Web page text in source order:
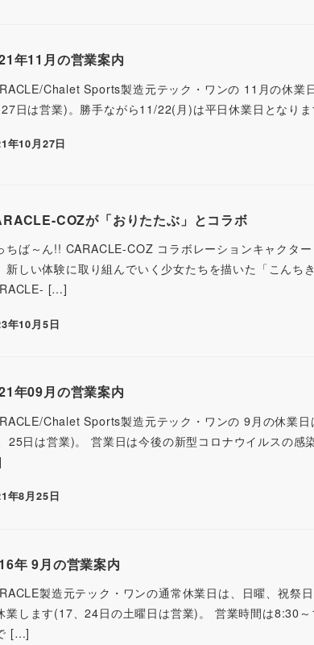
年11月の営業案内
Chalet Sports製造元テック・ワンの 11月の休業
日は営業)。勝手ながら11/22(月)は平日休業日となり
年10月27日
COZが「おりたたぶ」とコラボ
ちば～ん!! CARACLE-COZ コラボレーションキャクタ
新しい体験に取り組んでいく少女たちを描いた「こんち
[…]
年10月5日
年09月の営業案内
Chalet Sports製造元テック・ワンの 9月の休業
25日は営業)。 営業日は今後の新型コロナウイルスの感
年8月25日
年 9月の営業案内
製造元テック・ワンの通常休業日は、日曜、祝祭
業します(17、24日の土曜日は営業)。 営業時間は8:30
[…]